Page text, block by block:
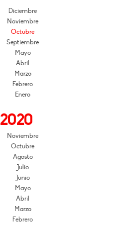
Diciembre
Noviembre
Octubre
Septiembre
Mayo
Abril
Marzo
Febrero
Enero
2020
Noviembre
Octubre
Agosto
Julio
Junio
Mayo
Abril
Marzo
Febrero